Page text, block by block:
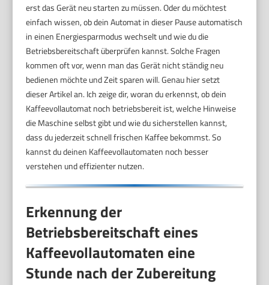
erst das Gerät neu starten zu müssen. Oder du möchtest
einfach wissen, ob dein Automat in dieser Pause automatisch
in einen Energiesparmodus wechselt und wie du die
Betriebsbereitschaft überprüfen kannst. Solche Fragen
kommen oft vor, wenn man das Gerät nicht ständig neu
bedienen möchte und Zeit sparen will. Genau hier setzt
dieser Artikel an. Ich zeige dir, woran du erkennst, ob dein
Kaffeevollautomat noch betriebsbereit ist, welche Hinweise
die Maschine selbst gibt und wie du sicherstellen kannst,
dass du jederzeit schnell frischen Kaffee bekommst. So
kannst du deinen Kaffeevollautomaten noch besser
verstehen und effizienter nutzen.
Erkennung der
Betriebsbereitschaft eines
Kaffeevollautomaten eine
Stunde nach der Zubereitung